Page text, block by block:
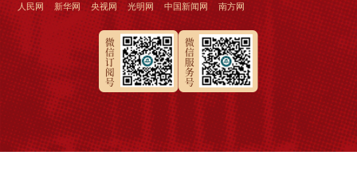
人民网 新华网 央视网 光明网 中国新闻网 南方网